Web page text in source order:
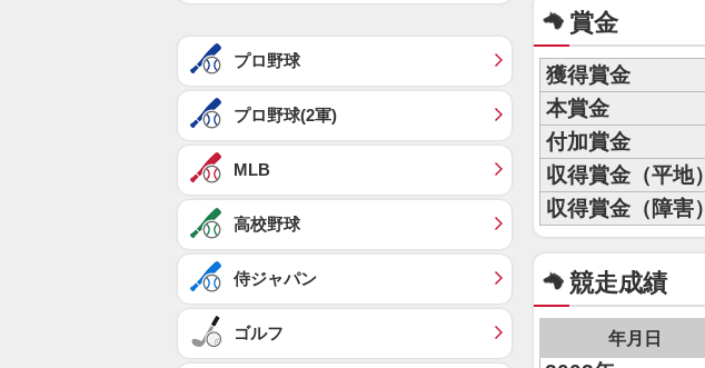
賞金
獲得賞金
本賞金
付加賞金
収得賞金（平地）
収得賞金（障害）
競走成績
年月日
プロ野球
プロ野球(2軍)
MLB
高校野球
侍ジャパン
ゴルフ